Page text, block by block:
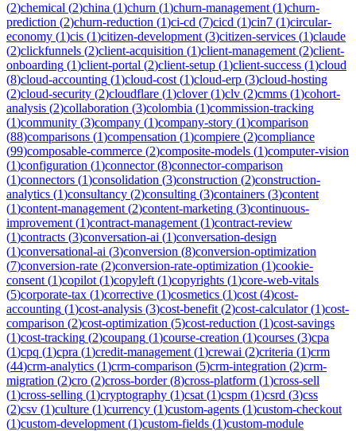
(2)chemical (2)china (1)churn (1)churn-management (1)churn-
prediction (2)churn-reduction (1)ci-cd (7)cicd (1)cin7 (1)circular-
economy (1)cis (1)citizen-development (3)citizen-services (1)claude
(2)clickfunnels (2)client-acquisition (1)client-management (2)client-
onboarding (1)client-portal (2)client-setup (1)client-success (1)cloud
(8)cloud-accounting (1)cloud-cost (1)cloud-erp (3)cloud-hosting
(2)cloud-security (2)cloudflare (1)clover(1)clv (2)cmms (1)cohort-
analysis (2)collaboration (3)colombia (1)commission-tracking
(1)community (3)company (1)company-story (1)comparison
(88)comparisons (1)compensation (1)compiere (2)compliance
(99)composable-commerce (2)composite-models (1)computer-vision
(1)configuration (1)connector(8)connector-comparison
(1)connectors (1)consolidation (3)construction (2)construction-
analytics (1)consultancy (2)consulting (3)containers (3)content
(1)content-management (2)content-marketing (3)continuous-
improvement (1)contract-management (1)contract-review
(1)contracts (3)conversation-ai (1)conversation-design
(1)conversational-ai (3)conversion (8)conversion-optimization
(7)conversion-rate (2)conversion-rate-optimization (1)cookie-
consent (1)copilot (1)copyleft (1)copyrights (1)core-web-vitals
(5)corporate-tax (1)corrective (1)cosmetics (1)cost (4)cost-
accounting (1)cost-analysis (3)cost-benefit (2)cost-calculator(1)cost-
comparison (2)cost-optimization (5)cost-reduction (1)cost-savings
(1)cost-tracking (2)coupang (1)course-creation (1)courses (3)cpa
(1)cpq (1)cpra (1)credit-management (1)crewai (2)criteria (1)crm
(44)crm-analytics (1)crm-comparison (5)crm-integration (2)crm-
migration (2)cro (2)cross-border(8)cross-platform (1)cross-sell
(1)cross-selling (1)cryptography (1)csat (1)cspm (1)csrd (3)css
(2)csv (1)culture (1)currency (1)custom-agents (1)custom-checkout
(1)custom-development (1)custom-fields (1)custom-module